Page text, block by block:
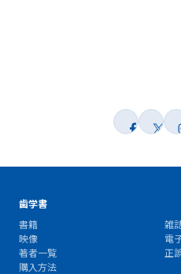
歯学書
書籍
雑
映像
電
著者一覧
正
購入方法